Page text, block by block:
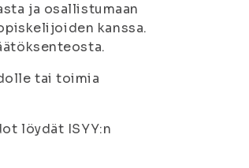
ja osallistumaan
kanssa.
tai toimia
löydät ISYY:n